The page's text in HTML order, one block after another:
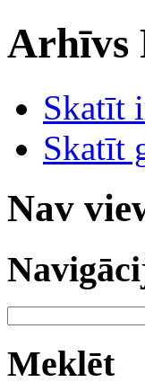
Arhīvs
Skatīt
Skatīt
Nav
Meklēt